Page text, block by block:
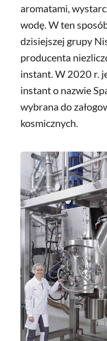
aromatami,
wodę. W ten
dzisiejszej grupy
producenta
instant. W 2020 r.
instant o nazwie
wybrana do
kosmicznych.